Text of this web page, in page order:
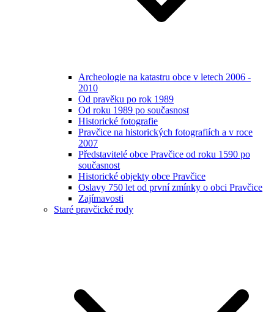
Archeologie na katastru obce v letech 2006 -
2010
Od pravěku po rok 1989
Od roku 1989 po současnost
Historické fotografie
Pravčice na historických fotografiích a v roce
2007
Představitelé obce Pravčice od roku 1590 po
současnost
Historické objekty obce Pravčice
Oslavy 750 let od první zmínky o obci Pravčice
Zajímavosti
Staré pravčické rody